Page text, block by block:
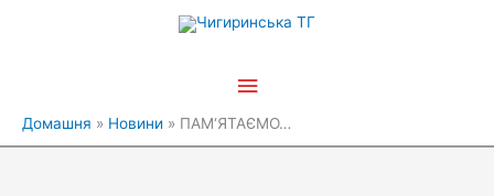
Головне
Домашня Новини ПАМ‘ЯТАЄМО…